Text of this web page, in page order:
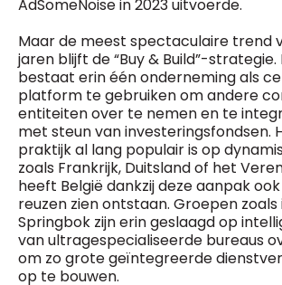
AdSomeNoise in 2023 uitvoerde.
Maar de meest spectaculaire trend
jaren blijft de “Buy & Build”-
bestaat erin één onderneming als
platform te gebruiken om andere
entiteiten over te nemen en te
met steun van investeringsfondsen.
praktijk al lang populair is op
zoals Frankrijk, Duitsland of het
heeft België dankzij deze aanpak
reuzen zien ontstaan. Groepen zoals
Springbok zijn erin geslaagd op
van ultragespecialiseerde bureaus
om zo grote geïntegreerde
op te bouwen.